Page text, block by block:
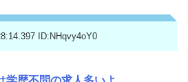
ID:NHqvy4oY0